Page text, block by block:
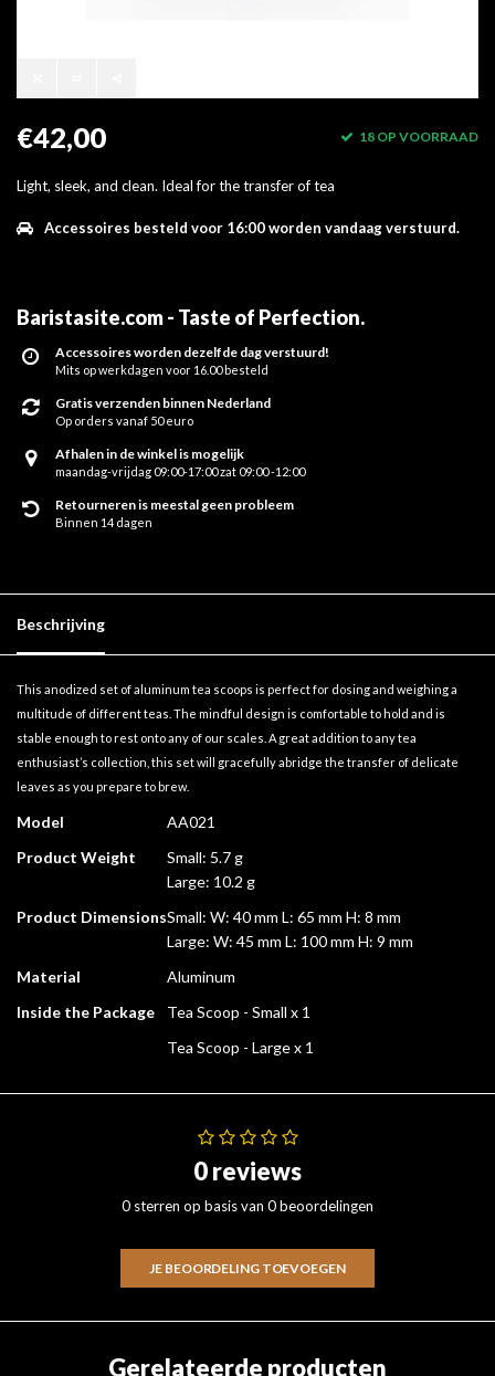
€42,00 18 OP VOORRAAD
Light, sleek, and clean. Ideal for the transfer of tea
Accessoires besteld voor 16:00 worden vandaag verstuurd.
Baristasite.com - Taste of Perfection.
Accessoires worden dezelfde dag verstuurd!
Mits op werkdagen voor 16.00 besteld
Gratis verzenden binnen Nederland
Op orders vanaf 50 euro
Afhalen in de winkel is mogelijk
maandag-vrijdag 09:00-17:00 zat 09:00 -12:00
Retourneren is meestal geen probleem
Binnen 14 dagen
Beschrijving
This anodized set of aluminum tea scoops is perfect for dosing and weighing a
multitude of different teas. The mindful design is comfortable to hold and is
stable enough to rest onto any of our scales. A great addition to any tea
enthusiast’s collection, this set will gracefully abridge the transfer of delicate
leaves as you prepare to brew.
Model
AA021
Product Weight
Small: 5.7 g
Large: 10.2 g
Product DimensionsSmall: W: 40 mm L: 65 mm H: 8 mm
Large: W: 45 mm L: 100 mm H: 9 mm
Material
Aluminum
Inside the Package
Tea Scoop - Small x 1
Tea Scoop - Large x 1
0 reviews
0 sterren op basis van 0 beoordelingen
JE BEOORDELING TOEVOEGEN
Gerelateerde producten